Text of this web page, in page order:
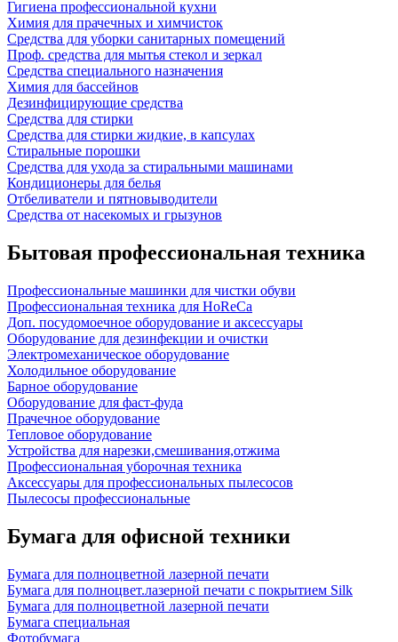
Гигиена профессиональной кухни
Химия для прачечных и химчисток
Средства для уборки санитарных помещений
Проф. средства для мытья стекол и зеркал
Средства специального назначения
Химия для бассейнов
Дезинфицирующие средства
Средства для стирки
Средства для стирки жидкие, в капсулах
Стиральные порошки
Средства для ухода за стиральными машинами
Кондиционеры для белья
Отбеливатели и пятновыводители
Средства от насекомых и грызунов
Бытовая профессиональная техника
Профессиональные машинки для чистки обуви
Профессиональная техника для HoReCa
Доп. посудомоечное оборудование и аксессуары
Оборудование для дезинфекции и очистки
Электромеханическое оборудование
Холодильное оборудование
Барное оборудование
Оборудование для фаст-фуда
Прачечное оборудование
Тепловое оборудование
Устройства для нарезки,смешивания,отжима
Профессиональная уборочная техника
Аксессуары для профессиональных пылесосов
Пылесосы профессиональные
Бумага для офисной техники
Бумага для полноцветной лазерной печати
Бумага для полноцвет.лазерной печати с покрытием Silk
Бумага для полноцветной лазерной печати
Бумага специальная
Фотобумага